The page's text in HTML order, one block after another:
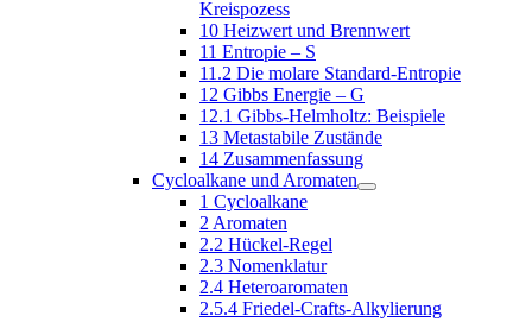
Kreispozess
10 Heizwert und Brennwert
11 Entropie – S
11.2 Die molare Standard-Entropie
12 Gibbs Energie – G
12.1 Gibbs-Helmholtz: Beispiele
13 Metastabile Zustände
14 Zusammenfassung
Cycloalkane und Aromaten
1 Cycloalkane
2 Aromaten
2.2 Hückel-Regel
2.3 Nomenklatur
2.4 Heteroaromaten
2.5.4 Friedel-Crafts-Alkylierung